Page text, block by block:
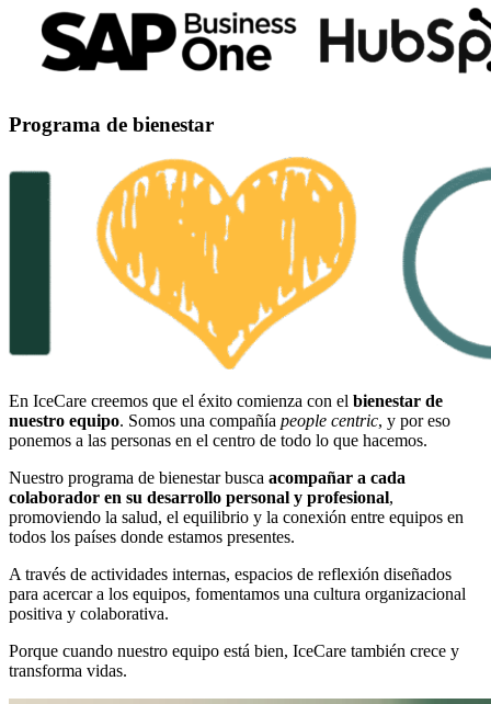
Programa de bienestar
En IceCare creemos que el éxito comienza con el bienestar de
nuestro equipo. Somos una compañía people centric, y por eso
ponemos a las personas en el centro de todo lo que hacemos.
Nuestro programa de bienestar busca acompañar a cada
colaborador en su desarrollo personal y profesional,
promoviendo la salud, el equilibrio y la conexión entre equipos en
todos los países donde estamos presentes.
A través de actividades internas, espacios de reflexión diseñados
para acercar a los equipos, fomentamos una cultura organizacional
positiva y colaborativa.
Porque cuando nuestro equipo está bien, IceCare también crece y
transforma vidas.